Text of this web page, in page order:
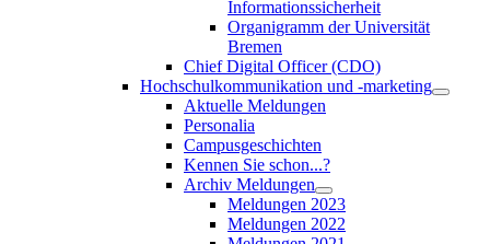
Informationssicherheit
Organigramm der Universität
Bremen
Chief Digital Officer (CDO)
Hochschulkommunikation und -marketing
Aktuelle Meldungen
Personalia
Campusgeschichten
Kennen Sie schon...?
Archiv Meldungen
Meldungen 2023
Meldungen 2022